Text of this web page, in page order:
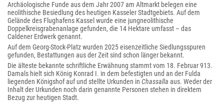
Archäologische Funde aus dem Jahr 2007 am Altmarkt belegen eine
neolithische Besiedlung des heutigen Kasseler Stadtgebiets. Auf dem
Gelände des Flughafens Kassel wurde eine jungneolithische
Doppelkreisgrabenanlage gefunden, die 14 Hektare umfasst – das
Caldener Erdwerk genannt.
Auf dem Georg-Stock-Platz wurden 2025 eisenzeitliche Siedlungsspuren
gefunden, Bestattungen aus der Zeit sind schon länger bekannt.
Die älteste bekannte schriftliche Erwähnung stammt vom 18. Februar 913.
Damals hielt sich König Konrad I. in dem befestigten und an der Fulda
liegenden Königshof auf und stellte Urkunden in Chassalla aus. Weder der
Inhalt der Urkunden noch darin genannte Personen stehen in direktem
Bezug zur heutigen Stadt.